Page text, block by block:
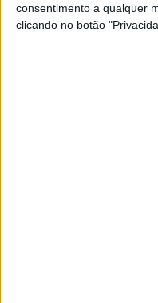
consentimento a qualquer
clicando no botão
LUSA
BES: Clientes